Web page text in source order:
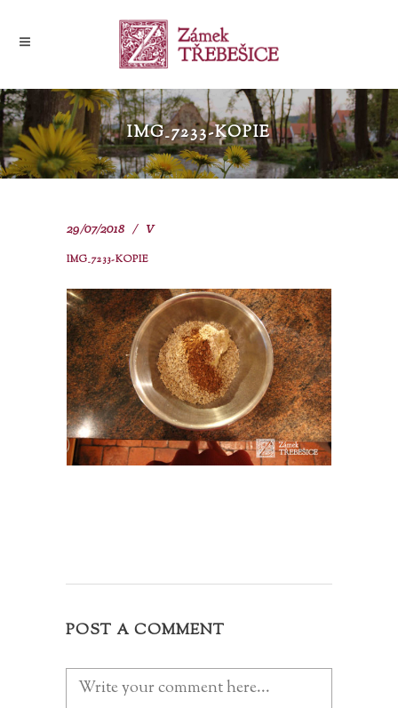
IMG_7233-KOPIE
29/07/2018 V
IMG_7233-KOPIE
POST A COMMENT